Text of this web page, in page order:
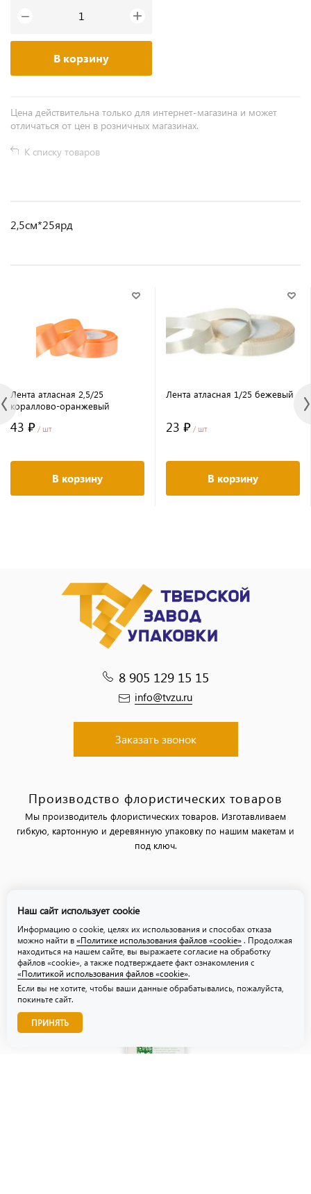
− +
В корзину
Цена действительна только для интернет-магазина и может
отличаться от цен в розничных магазинах.
К списку товаров
2,5см*25ярд
Лента атласная 2,5/25
кораллово-оранжевый
43 ₽ / шт
В корзину
Лента атласная 1/25 бежевый
23 ₽ / шт
В корзину
8 905 129 15 15
info@tvzu.ru
Заказать звонок
Производство флористических товаров
Мы производитель флористических товаров. Изготавливаем
гибкую, картонную и деревянную упаковку по нашим макетам и
под ключ.
Политика использования файлов «cookie»
Звоните нам!
Наш сайт использует cookie
Информацию о cookie, целях их использования и способах отказа
можно найти в «Политике использования файлов «cookie» . Продолжая
находиться на нашем сайте, вы выражаете согласие на обработку
файлов «cookie», а также подтверждаете факт ознакомления с
«Политикой использования файлов «cookie».
Если вы не хотите, чтобы ваши данные обрабатывались, пожалуйста,
покиньте сайт.
ПРИНЯТЬ